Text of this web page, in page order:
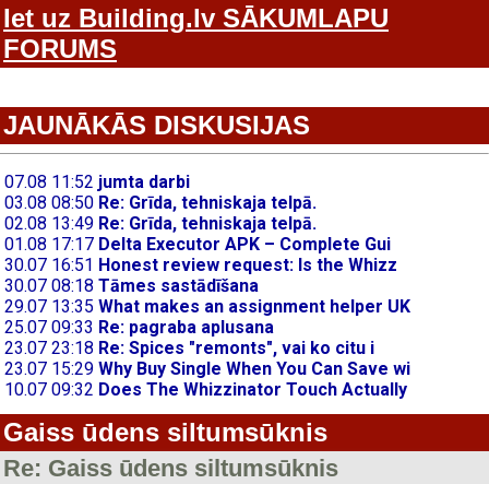
Iet uz Building.lv SĀKUMLAPU
FORUMS
JAUNĀKĀS DISKUSIJAS
Gaiss ūdens siltumsūknis
Re: Gaiss ūdens siltumsūknis